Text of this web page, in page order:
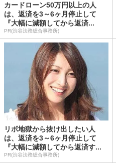
カードローン50万円以上の人
は、返済を3～6ヶ月停止して
『大幅に減額してから返済...
PR(渋谷法務総合事務所)
リボ地獄から抜け出したい人
は、返済を3～6ヶ月停止して
『大幅に減額してから返済す...
PR(渋谷法務総合事務所)